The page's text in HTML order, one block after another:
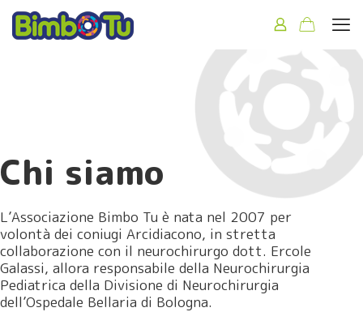
Chi siamo
L’Associazione Bimbo Tu è nata nel 2007 per
volontà dei coniugi Arcidiacono, in stretta
collaborazione con il neurochirurgo dott. Ercole
Galassi, allora responsabile della Neurochirurgia
Pediatrica della Divisione di Neurochirurgia
dell’Ospedale Bellaria di Bologna.